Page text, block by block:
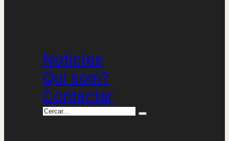
Notícies
Qui som?
Contactar
Cercar